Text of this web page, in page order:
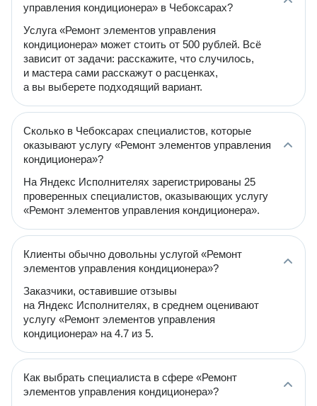
управления кондиционера» в Чебоксарах?
Услуга «Ремонт элементов управления
кондиционера» может стоить от 500 рублей. Всё
зависит от задачи: расскажите, что случилось,
и мастера сами расскажут о расценках,
а вы выберете подходящий вариант.
Сколько в Чебоксарах специалистов, которые
оказывают услугу «Ремонт элементов управления
кондиционера»?
На Яндекс Исполнителях зарегистрированы 25
проверенных специалистов, оказывающих услугу
«Ремонт элементов управления кондиционера».
Клиенты обычно довольны услугой «Ремонт
элементов управления кондиционера»?
Заказчики, оставившие отзывы
на Яндекс Исполнителях, в среднем оценивают
услугу «Ремонт элементов управления
кондиционера» на 4.7 из 5.
Как выбрать специалиста в сфере «Ремонт
элементов управления кондиционера»?